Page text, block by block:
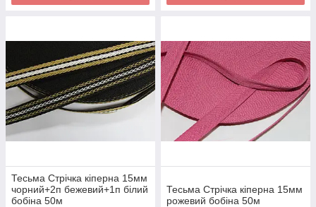
Тесьма Стрічка кіперна 15мм
чорний+2п бежевий+1п білий
бобіна 50м
Тесьма Стрічка кіперна 15мм
рожевий бобіна 50м